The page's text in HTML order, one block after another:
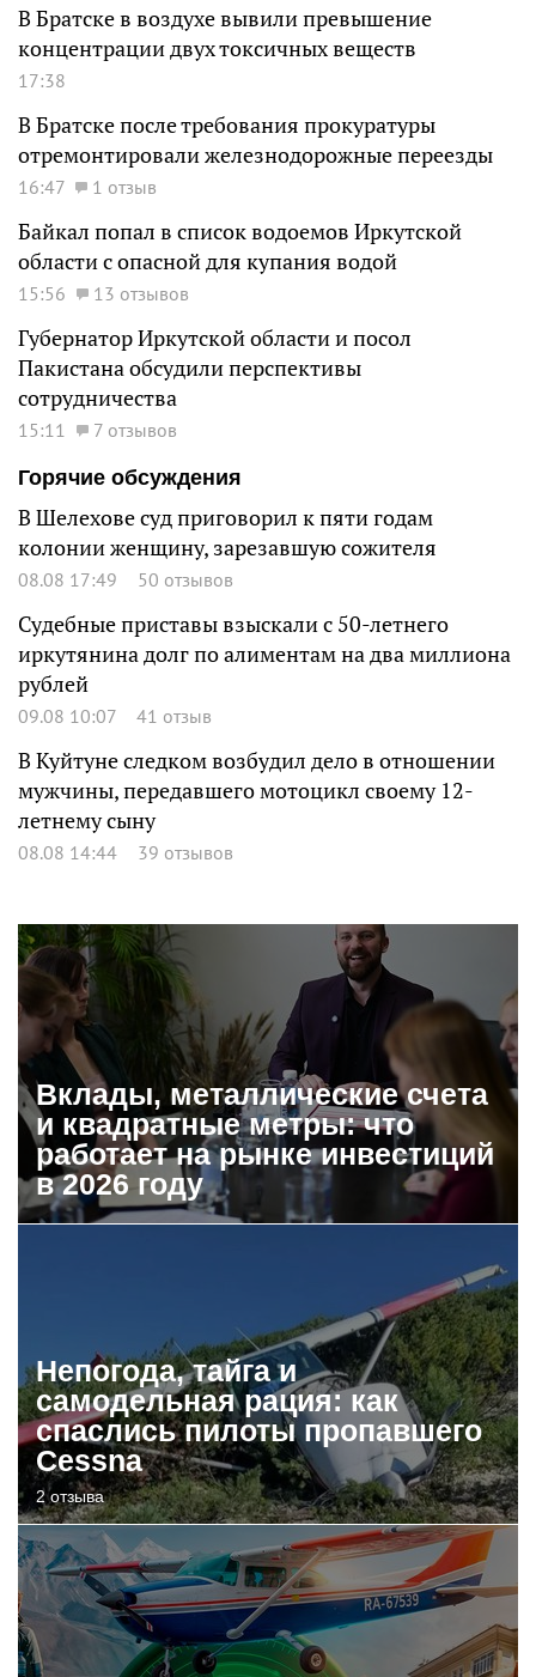
В Братске в воздухе вывили превышение
концентрации двух токсичных веществ
17:38
В Братске после требования прокуратуры
отремонтировали железнодорожные переезды
16:47 1 отзыв
Байкал попал в список водоемов Иркутской
области с опасной для купания водой
15:56 13 отзывов
Губернатор Иркутской области и посол
Пакистана обсудили перспективы
сотрудничества
15:11
7 отзывов
Горячие обсуждения
В Шелехове суд приговорил к пяти годам
колонии женщину, зарезавшую сожителя
08.08 17:49 50 отзывов
Судебные приставы взыскали с 50-летнего
иркутянина долг по алиментам на два миллиона
рублей
09.08 10:07 41 отзыв
В Куйтуне следком возбудил дело в отношении
мужчины, передавшего мотоцикл своему 12-
летнему сыну
08.08 14:44 39 отзывов
Вклады, металлические счета
и квадратные метры: что
работает на рынке инвестиций
в 2026 году
Непогода, тайга и
самодельная рация: как
спаслись пилоты пропавшего
Cessna
2 отзыва